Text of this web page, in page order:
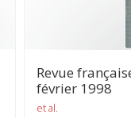
Revue
février 1998
et al.